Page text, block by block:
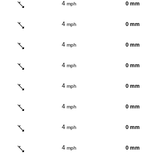
4 mph 0 mm
4 mph 0 mm
4 mph 0 mm
4 mph 0 mm
4 mph 0 mm
4 mph 0 mm
4 mph 0 mm
4 mph 0 mm